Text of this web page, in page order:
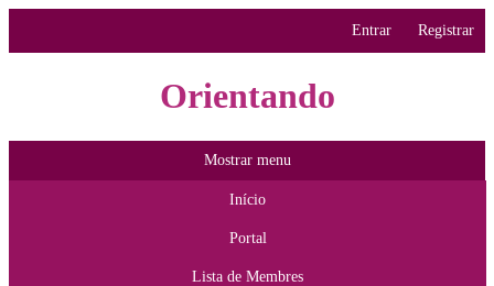
Entrar Registrar
Orientando
Mostrar menu
Início
Portal
Lista de Membres